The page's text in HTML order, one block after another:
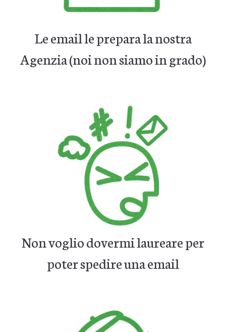
Le email le prepara la nostra
Agenzia (noi non siamo in grado)
Non voglio dovermi laureare per
poter spedire una email